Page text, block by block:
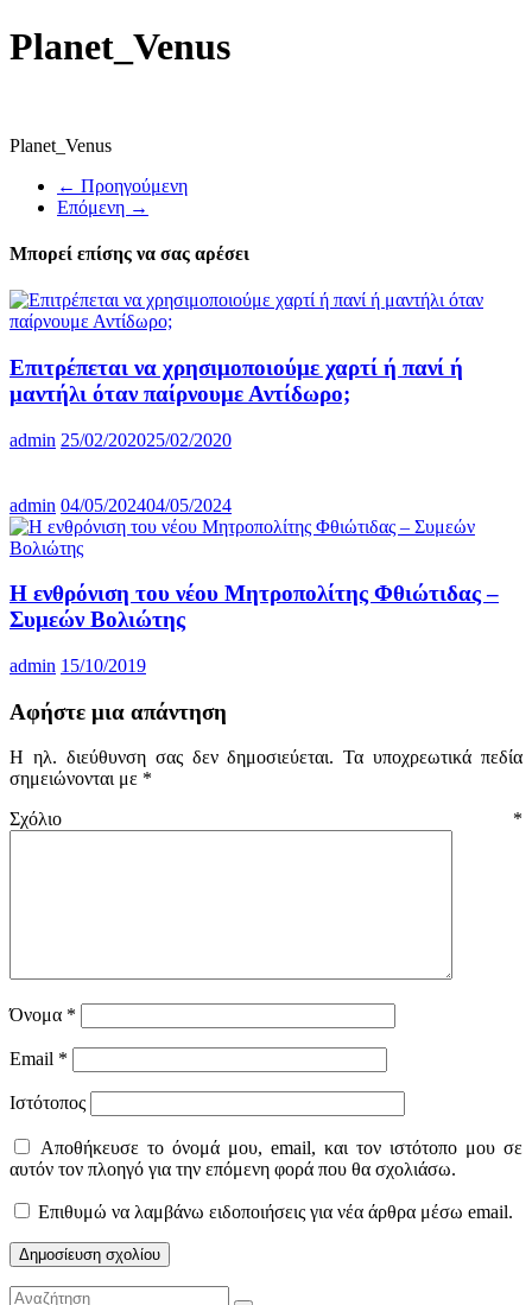
Planet_Venus
Planet_Venus
← Προηγούμενη
Επόμενη →
Μπορεί επίσης να σας αρέσει
Επιτρέπεται να χρησιμοποιούμε χαρτί ή πανί ή
μαντήλι όταν παίρνουμε Αντίδωρο;
admin 25/02/202025/02/2020
admin 04/05/202404/05/2024
Η ενθρόνιση του νέου Μητροπολίτης Φθιώτιδας –
Συμεών Βολιώτης
admin 15/10/2019
Αφήστε μια απάντηση
Η ηλ. διεύθυνση σας δεν δημοσιεύεται. Τα υποχρεωτικά πεδία
σημειώνονται με *
Σχόλιο *
Όνομα *
Email *
Ιστότοπος
Αποθήκευσε το όνομά μου, email, και τον ιστότοπο μου σε
αυτόν τον πλοηγό για την επόμενη φορά που θα σχολιάσω.
Επιθυμώ να λαμβάνω ειδοποιήσεις για νέα άρθρα μέσω email.